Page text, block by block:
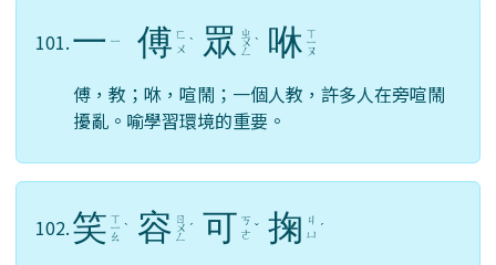
101.一 ㄧ 傅 ㄈ
ㄨ ˋ 眾 ㄓ
ㄨ
ㄥ
ˋ 咻 ㄒ
ㄧ
ㄡ
傅，教；咻，喧鬧；一個人教，許多人在旁喧鬧
擾亂。喻學習環境的重要。
102.笑 ㄒ
ㄧ
ㄠ
ˋ 容 ㄖ
ㄨ
ㄥ
ˊ 可 ㄎ
ㄜ ˇ 掬 ㄐ
ㄩ ˊ